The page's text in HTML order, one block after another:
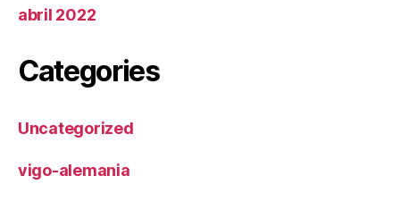
abril 2022
Categories
Uncategorized
vigo-alemania